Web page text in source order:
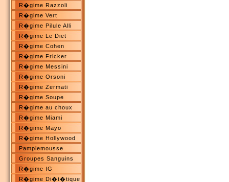
R�gime Razzoli
R�gime Vert
R�gime Pilule Alli
R�gime Le Diet
R�gime Cohen
R�gime Fricker
R�gime Messini
R�gime Orsoni
R�gime Zermati
R�gime Soupe
R�gime au choux
R�gime Miami
R�gime Mayo
R�gime Hollywood
Pamplemousse
Groupes Sanguins
R�gime IG
R�gime Di�t�tique